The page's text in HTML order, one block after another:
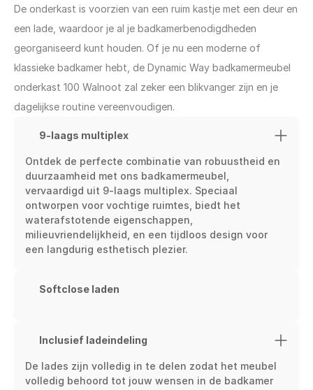
De onderkast is voorzien van een ruim kastje met een deur en
een lade, waardoor je al je badkamerbenodigdheden
georganiseerd kunt houden. Of je nu een moderne of
klassieke badkamer hebt, de Dynamic Way badkamermeubel
onderkast 100 Walnoot zal zeker een blikvanger zijn en je
dagelijkse routine vereenvoudigen.
9-laags multiplex
Ontdek de perfecte combinatie van robuustheid en
duurzaamheid met ons badkamermeubel,
vervaardigd uit 9-laags multiplex. Speciaal
ontworpen voor vochtige ruimtes, biedt het
waterafstotende eigenschappen,
milieuvriendelijkheid, en een tijdloos design voor
een langdurig esthetisch plezier.
Softclose laden
Inclusief ladeindeling
De lades zijn volledig in te delen zodat het meubel
volledig behoord tot jouw wensen in de badkamer